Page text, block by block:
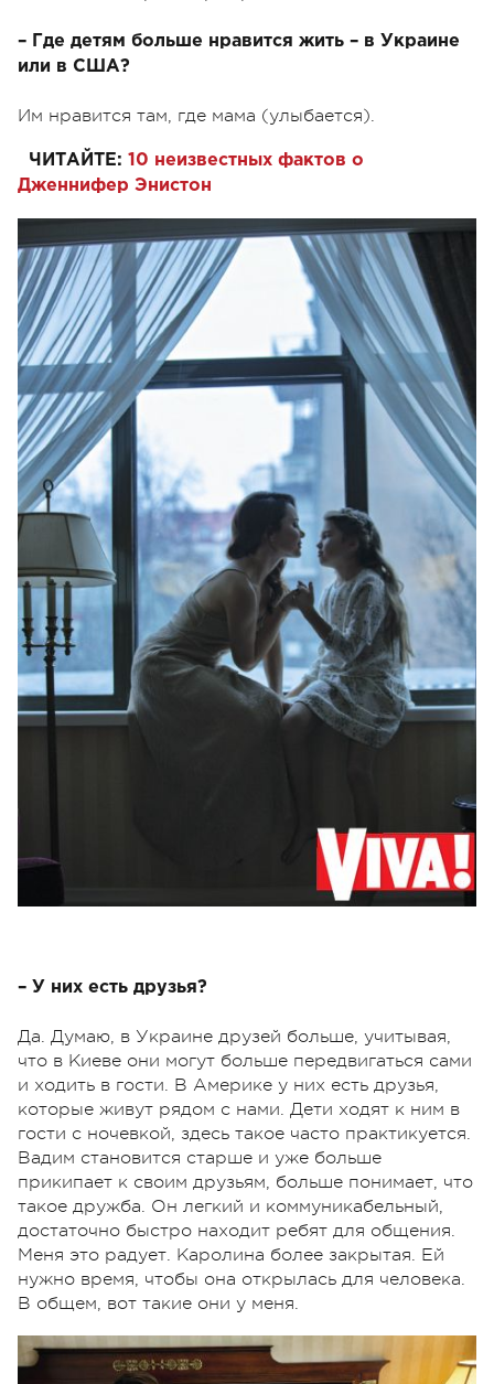
– Где детям больше нравится жить – в Украине
или в США?
Им нравится там, где мама (улыбается).
ЧИТАЙТЕ: 10 неизвестных фактов о
Дженнифер Энистон
– У них есть друзья?
Да. Думаю, в Украине друзей больше, учитывая,
что в Киеве они могут больше передвигаться сами
и ходить в гости. В Америке у них есть друзья,
которые живут рядом с нами. Дети ходят к ним в
гости с ночевкой, здесь такое часто практикуется.
Вадим становится старше и уже больше
прикипает к своим друзьям, больше понимает, что
такое дружба. Он легкий и коммуникабельный,
достаточно быстро находит ребят для общения.
Меня это радует. Каролина более закрытая. Ей
нужно время, чтобы она открылась для человека.
В общем, вот такие они у меня.